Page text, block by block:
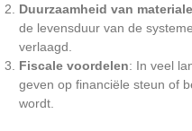
Duurzaamheid van
de levensduur van de
verlaagd.
Fiscale voordelen: In veel
geven op financiële steun of
wordt.